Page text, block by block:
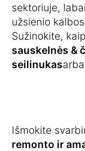
sektoriuje,
užsienio
Sužinokite,
sauskelnės &
seilinukasarba
Išmokite
remonto ir